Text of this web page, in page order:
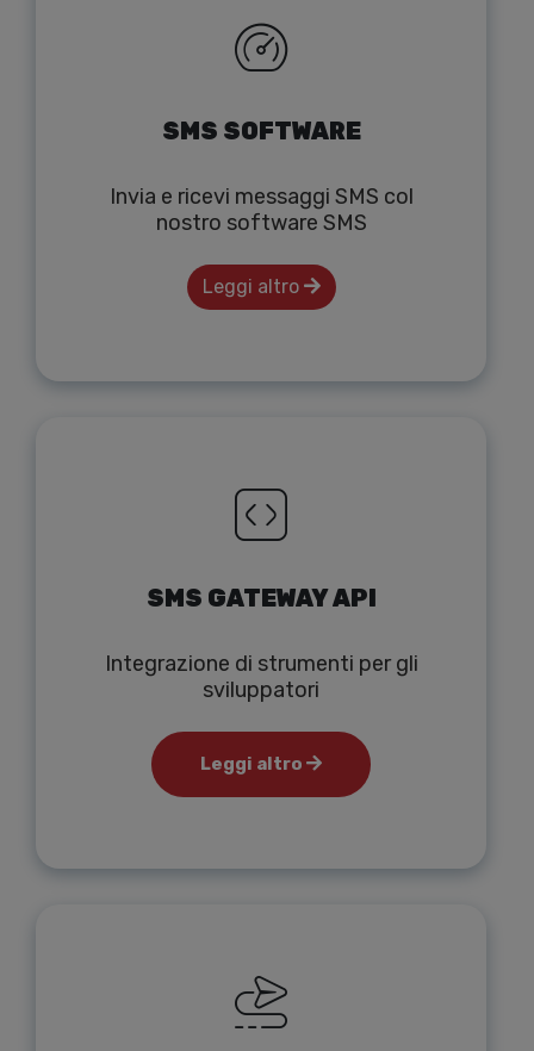
SMS SOFTWARE
Invia e ricevi messaggi SMS col
nostro software SMS
Leggi altro
SMS GATEWAY API
Integrazione di strumenti per gli
sviluppatori
Leggi altro